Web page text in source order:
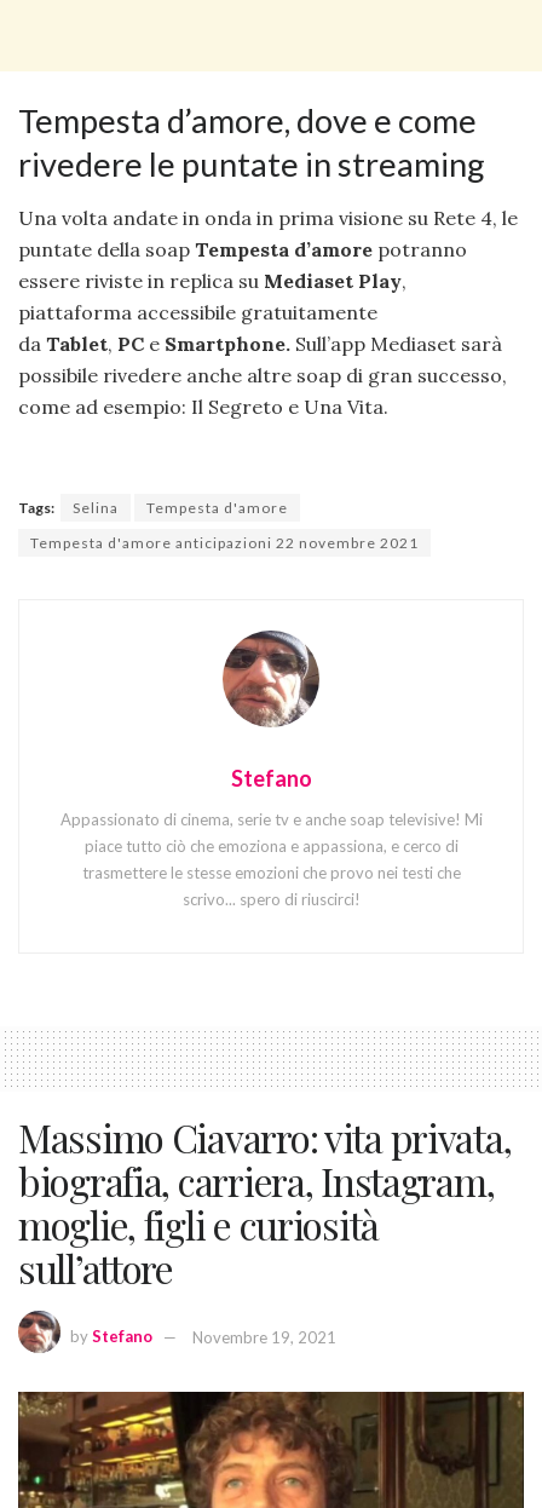
Tempesta d’amore, dove e come
rivedere le puntate in streaming
Una volta andate in onda in prima visione su Rete 4, le
puntate della soap Tempesta d’amore potranno
essere riviste in replica su Mediaset Play,
piattaforma accessibile gratuitamente
da Tablet, PC e Smartphone. Sull’app Mediaset sarà
possibile rivedere anche altre soap di gran successo,
come ad esempio: Il Segreto e Una Vita.
Tags: Selina
Tempesta d'amore
Tempesta d'amore anticipazioni 22 novembre 2021
Stefano
Appassionato di cinema, serie tv e anche soap televisive! Mi
piace tutto ciò che emoziona e appassiona, e cerco di
trasmettere le stesse emozioni che provo nei testi che
scrivo... spero di riuscirci!
Massimo Ciavarro: vita privata,
biografia, carriera, Instagram,
moglie, figli e curiosità
sull’attore
byStefano Novembre 19, 2021